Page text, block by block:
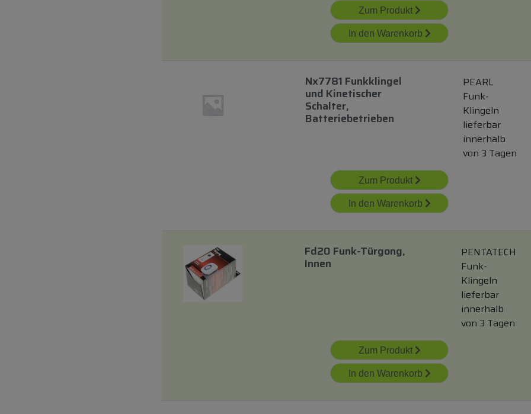
Zum Produkt
In den Warenkorb
Nx7781 Funkklingel
und Kinetischer
Schalter,
Batteriebetrieben
PEARL
Funk-
Klingeln
lieferbar
innerhalb
von 3 Tagen
Zum Produkt
In den Warenkorb
Fd20 Funk-Türgong,
Innen
PENTATECH
Funk-
Klingeln
lieferbar
innerhalb
von 3 Tagen
Zum Produkt
In den Warenkorb